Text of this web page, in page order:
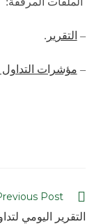
– التقرير .
– مؤشرات التداول لجلسة
Post